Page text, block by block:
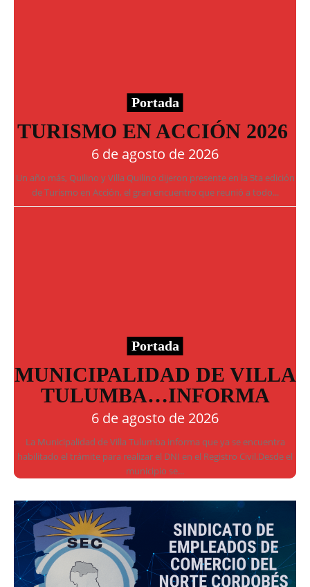
Portada
TURISMO EN ACCIÓN 2026
6 de agosto de 2026
Un año más, Quilino y Villa Quilino dijeron presente en la 5ta edición
de Turismo en Acción, el gran encuentro que reunió a todo...
Portada
MUNICIPALIDAD DE VILLA
TULUMBA…INFORMA
6 de agosto de 2026
La Municipalidad de Villa Tulumba informa que ya se encuentra
habilitado el trámite para realizar el DNI en el Registro Civil.Desde el
municipio se...